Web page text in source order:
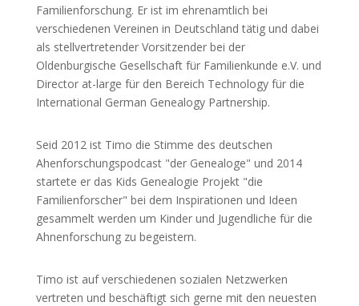
Familienforschung. Er ist im ehrenamtlich bei
verschiedenen Vereinen in Deutschland tätig und dabei
als stellvertretender Vorsitzender bei der
Oldenburgische Gesellschaft für Familienkunde e.V. und
Director at-large für den Bereich Technology für die
International German Genealogy Partnership.
Seid 2012 ist Timo die Stimme des deutschen
Ahenforschungspodcast "der Genealoge" und 2014
startete er das Kids Genealogie Projekt "die
Familienforscher" bei dem Inspirationen und Ideen
gesammelt werden um Kinder und Jugendliche für die
Ahnenforschung zu begeistern.
Timo ist auf verschiedenen sozialen Netzwerken
vertreten und beschäftigt sich gerne mit den neuesten